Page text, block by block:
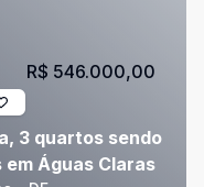
3 quartos sendo
Águas Claras
R$ 546.000,00